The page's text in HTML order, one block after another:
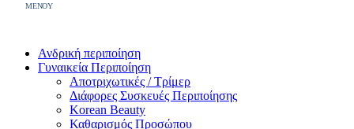
MENOY
Ανδρική περιποίηση
Γυναικεία Περιποίηση
Αποτριχωτικές / Τρίμερ
Διάφορες Συσκευές Περιποίησης
Korean Beauty
Καθαρισμός Προσώπου